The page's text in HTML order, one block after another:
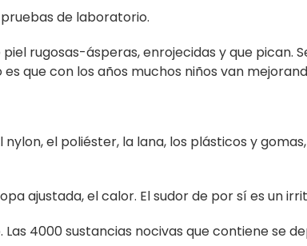
de laboratorio.
rugosas-ásperas, enrojecidas y que pican.
que con los años muchos niños van
el poliéster, la lana, los plásticos y
ajustada, el calor. El sudor de por sí es un
4000 sustancias nocivas que contiene se